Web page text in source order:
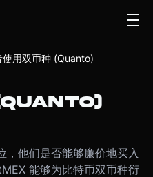
使用双币种 (Quanto)
(QUANTO)
，他们是否能够廉价地买入
能够为比特币双币种衍